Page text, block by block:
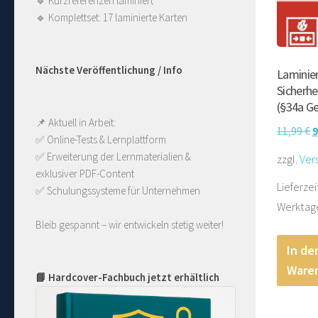
(§34a
11,99€
zzgl.
In
🔹 Komplettset: 17 laminierte Karten
Nächste Veröffentlichung / Info
📌 Aktuell in Arbeit:
✅ Online-Tests & Lernplattform
✅ Erweiterung der Lernmaterialien &
exklusiver PDF-Content
✅ Schulungssysteme für Unternehmen
Bleib gespannt – wir entwickeln stetig weiter!
📘 Hardcover-Fachbuch jetzt erhältlich